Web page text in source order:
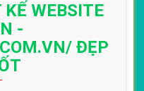
WEBSITE
-
ĐẸP